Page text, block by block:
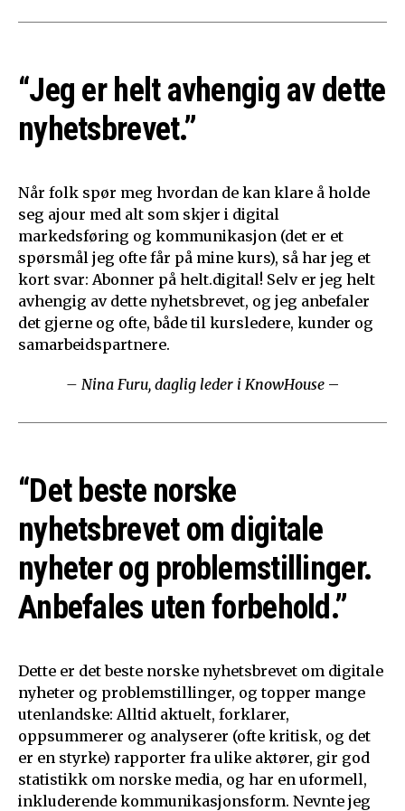
“Jeg er helt avhengig av dette
nyhetsbrevet.”
Når folk spør meg hvordan de kan klare å holde
seg ajour med alt som skjer i digital
markedsføring og kommunikasjon (det er et
spørsmål jeg ofte får på mine kurs), så har jeg et
kort svar: Abonner på helt.digital! Selv er jeg helt
avhengig av dette nyhetsbrevet, og jeg anbefaler
det gjerne og ofte, både til kursledere, kunder og
samarbeidspartnere.
– Nina Furu, daglig leder i KnowHouse –
“Det beste norske
nyhetsbrevet om digitale
nyheter og problemstillinger.
Anbefales uten forbehold.”
Dette er det beste norske nyhetsbrevet om digitale
nyheter og problemstillinger, og topper mange
utenlandske: Alltid aktuelt, forklarer,
oppsummerer og analyserer (ofte kritisk, og det
er en styrke) rapporter fra ulike aktører, gir god
statistikk om norske media, og har en uformell,
inkluderende kommunikasjonsform. Nevnte jeg